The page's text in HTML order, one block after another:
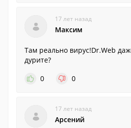
17 лет назад
Максим
Там реально вирус!Dr.Web
дурите?
0
0
17 лет назад
Арсений